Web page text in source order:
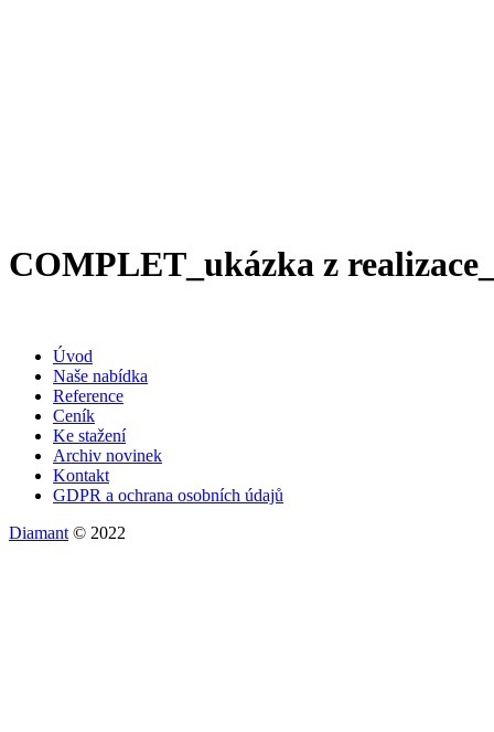
COMPLET_ukázka z
Úvod
Naše nabídka
Reference
Ceník
Ke stažení
Archiv novinek
Kontakt
GDPR a ochrana osobních údajů
Diamant © 2022